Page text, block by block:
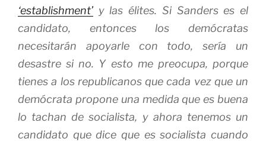
‘establishment’y las élites. Si Sanders es el
candidato, entonces los demócratas
necesitarán apoyarle con todo, sería un
desastre si no. Y esto me preocupa, porque
tienes a los republicanos que cada vez que un
demócrata propone una medida que es buena
lo tachan de socialista, y ahora tenemos un
candidato que dice que es socialista cuando